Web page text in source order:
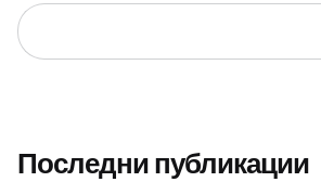
Последни публикации